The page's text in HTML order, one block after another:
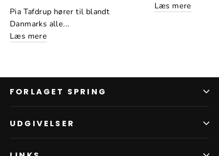
Pia Tafdrup hører til blandt
Danmarks alle...
Læs mere
Læs mere
FORLAGET SPRING
UDGIVELSER